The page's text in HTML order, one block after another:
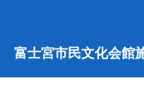
富士宮市民文化会館